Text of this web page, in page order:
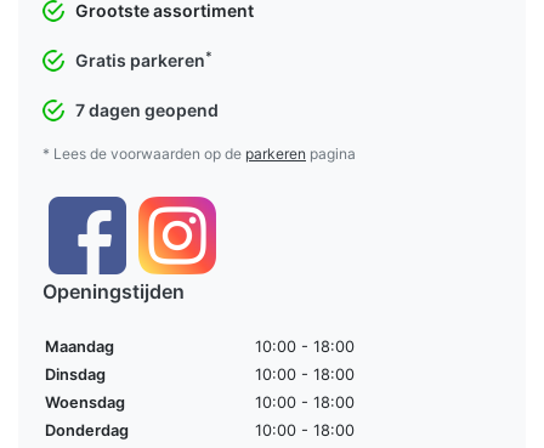
Grootste assortiment
Gratis parkeren*
7 dagen geopend
* Lees de voorwaarden op de parkeren pagina
Openingstijden
Maandag
10:00 - 18:00
Dinsdag
10:00 - 18:00
Woensdag
10:00 - 18:00
Donderdag
10:00 - 18:00